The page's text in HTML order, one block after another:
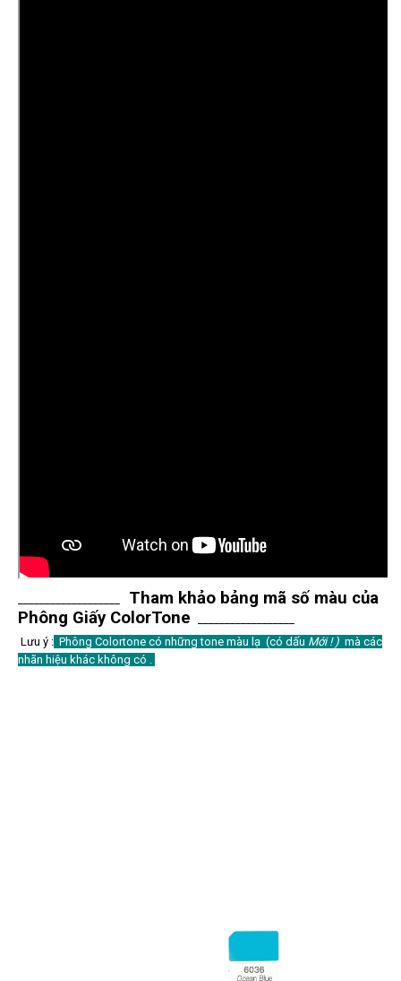
Tham khảo bảng mã số màu của
Phông Giấy ColorTone
Lưu ý : Phông Colortone có những tone màu lạ (có dấu Mới ! ) mà các
nhãn hiệu khác không có .